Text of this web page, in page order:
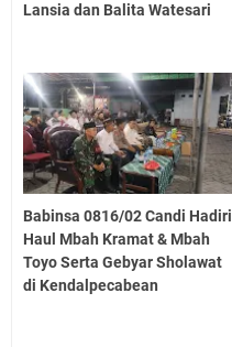
Lansia dan Balita Watesari
Babinsa 0816/02 Candi Hadiri
Haul Mbah Kramat & Mbah
Toyo Serta Gebyar Sholawat
di Kendalpecabean